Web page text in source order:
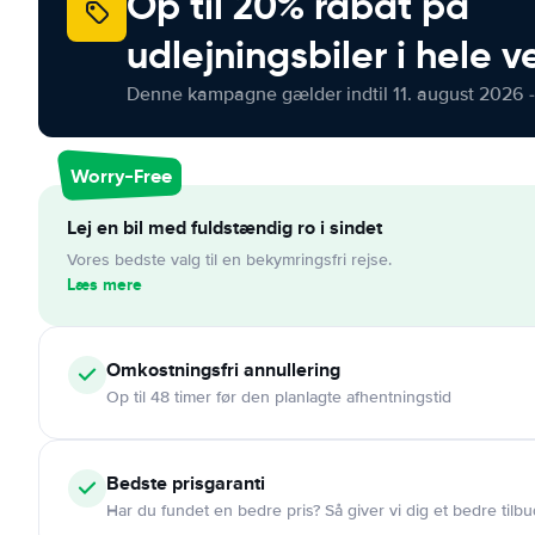
udlejningsbiler i hele
Denne kampagne gælder indtil 11. august 2026
Worry-Free
Lej en bil med fuldstændig ro i sindet
Vores bedste valg til en bekymringsfri rejse.
Læs mere
Omkostningsfri annullering
Op til 48 timer før den planlagte afhentningstid
Bedste prisgaranti
Har du fundet en bedre pris? Så giver vi dig et bedre